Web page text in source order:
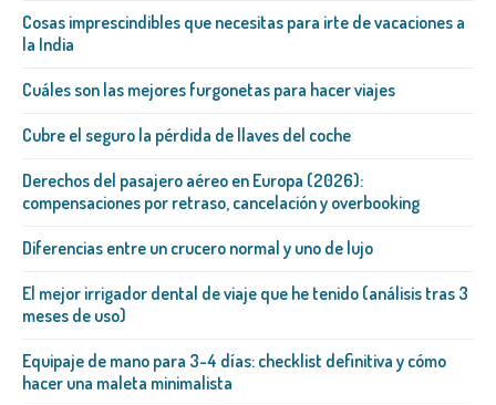
Cosas imprescindibles que necesitas para irte de vacaciones a
la India
Cuáles son las mejores furgonetas para hacer viajes
Cubre el seguro la pérdida de llaves del coche
Derechos del pasajero aéreo en Europa (2026):
compensaciones por retraso, cancelación y overbooking
Diferencias entre un crucero normal y uno de lujo
El mejor irrigador dental de viaje que he tenido (análisis tras 3
meses de uso)
Equipaje de mano para 3-4 días: checklist definitiva y cómo
hacer una maleta minimalista